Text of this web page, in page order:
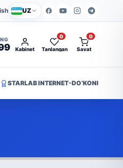
UZ
Kabinet Tanlangan
0
Savat
0
STARLAB INTERNET-DO‘KONI